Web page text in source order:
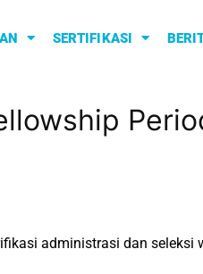
SERTIFIKASI
administrasi dan seleksi